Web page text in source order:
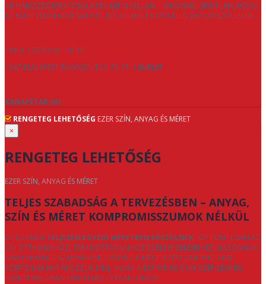
NE HABOZZON KAPCSOLATBA LÉPNI VELÜNK – ÖRÖMMEL SEGÍTÜNK, HOGY
AZ ELKÉPZELÉSEKBŐL VALÓDI, KÉNYELMES ÉS IDŐTÁLLÓ BÚTOR SZÜLESSEN.
TÍMEA +36 20 561 46 33
1047 BUDAPEST BAROSS UTCA 75-77. 1 EMELET
KANAPETAR.HU
RENGETEG LEHETŐSÉG EZER SZÍN, ANYAG ÉS MÉRET
×
RENGETEG LEHETŐSÉG
EZER SZÍN, ANYAG ÉS MÉRET
TELJES SZABADSÁG A TERVEZÉSBEN – ANYAG,
SZÍN ÉS MÉRET KOMPROMISSZUMOK NÉLKÜL
BÚTORAINK TELJESEN EGYEDI MÉRETBEN KÉSZÜLNEK, ÍGY PONTOSAN AZ
ÖN OTTHONÁHOZ, TÉRADOTTSÁGAIHOZ ÉS ELKÉPZELÉSEIHEZ IGAZODNAK.
NÁLUNK NINCS SZABVÁNYMEGOLDÁS: A MÉRETEZÉST CENTIMÉTERRE
PONTOSAN HATÁROZZUK MEG, HOGY A BÚTOR NE CSAK SZÉP LEGYEN,
HANEM VALÓBAN KÉNYELMES ÉS PRAKTIKUS IS.